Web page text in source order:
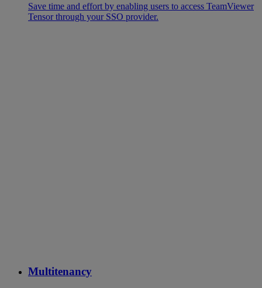
Save time and effort by enabling users to access TeamViewer
Tensor through your SSO provider.
Multitenancy